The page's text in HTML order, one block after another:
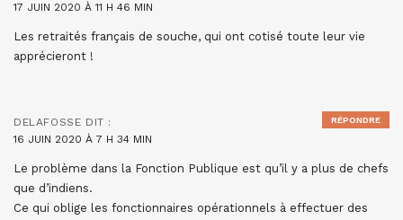
17 JUIN 2020 À 11 H 46 MIN
Les retraités français de souche, qui ont cotisé toute leur vie
apprécieront !
DELAFOSSE DIT :
16 JUIN 2020 À 7 H 34 MIN
Le problème dans la Fonction Publique est qu’il y a plus de chefs
que d’indiens.
Ce qui oblige les fonctionnaires opérationnels à effectuer des
RÉPONDRE